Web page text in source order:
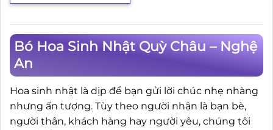
Bó Hoa Sinh Nhật Quỳ Châu – Nghệ
An
Hoa sinh nhật là dịp để bạn gửi lời chúc nhẹ nhàng
nhưng ấn tượng. Tùy theo người nhận là bạn bè,
người thân, khách hàng hay người yêu, chúng tôi